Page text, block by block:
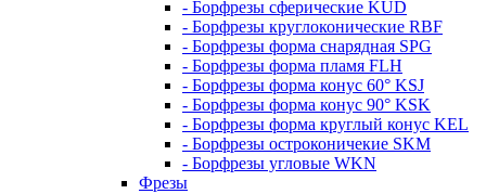
- Борфрезы сферические KUD
- Борфрезы круглоконические RBF
- Борфрезы форма снарядная SPG
- Борфрезы форма пламя FLH
- Борфрезы форма конус 60° KSJ
- Борфрезы форма конус 90° KSK
- Борфрезы форма круглый конус KEL
- Борфрезы остроконичекие SKM
- Борфрезы угловые WKN
Фрезы